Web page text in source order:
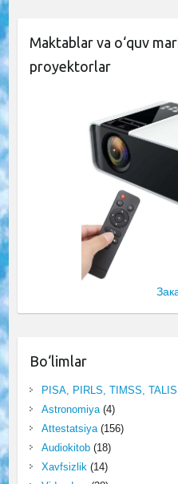
Maktablar va o‘quv
proyektorlar
Bo‘limlar
PISA, PIRLS, TIMSS, TALIS
Astronomiya(4)
Attestatsiya(156)
Audiokitob(18)
Xavfsizlik(14)